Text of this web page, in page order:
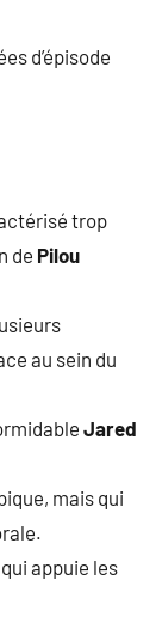
d’épisode
trop
de Pilou
au sein du
Jared
mais qui
appuie les